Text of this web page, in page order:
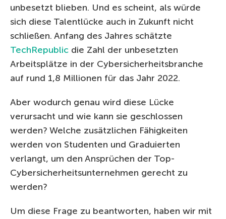
unbesetzt blieben. Und es scheint, als würde
sich diese Talentlücke auch in Zukunft nicht
schließen. Anfang des Jahres schätzte
TechRepublic die Zahl der unbesetzten
Arbeitsplätze in der Cybersicherheitsbranche
auf rund 1,8 Millionen für das Jahr 2022.
Aber wodurch genau wird diese Lücke
verursacht und wie kann sie geschlossen
werden? Welche zusätzlichen Fähigkeiten
werden von Studenten und Graduierten
verlangt, um den Ansprüchen der Top-
Cybersicherheitsunternehmen gerecht zu
werden?
Um diese Frage zu beantworten, haben wir mit